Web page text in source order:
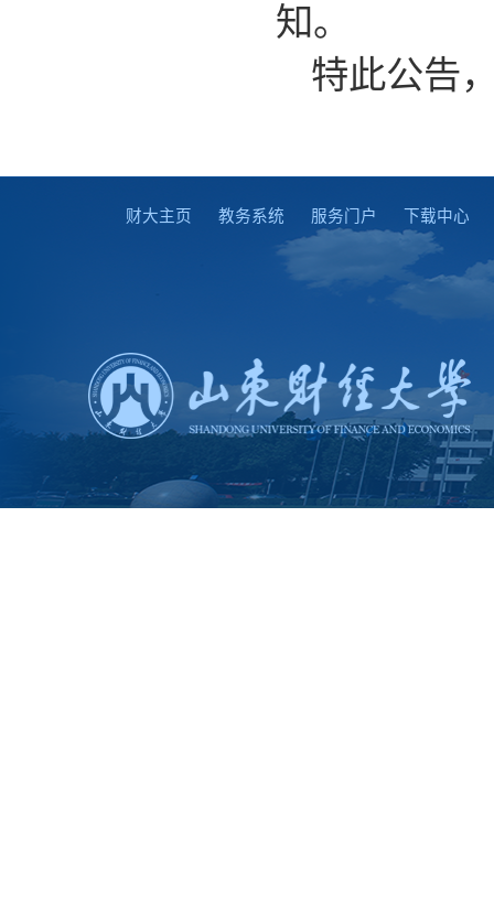
知。
特此公告
财大主页 教务系统 服务门户 下载中心